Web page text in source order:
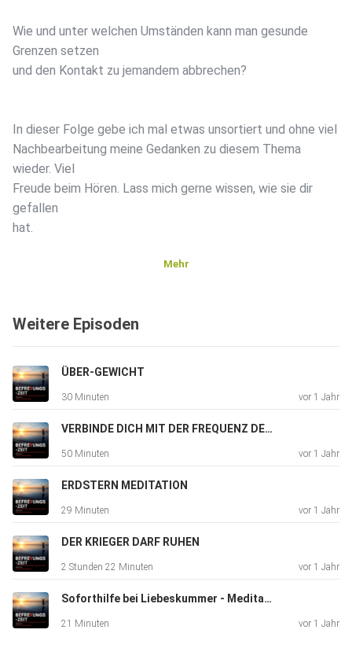
Wie und unter welchen Umständen kann man gesunde
Grenzen setzen
und den Kontakt zu jemandem abbrechen?
In dieser Folge gebe ich mal etwas unsortiert und ohne viel
Nachbearbeitung meine Gedanken zu diesem Thema
wieder. Viel
Freude beim Hören. Lass mich gerne wissen, wie sie dir
gefallen
hat.
https://befreyung.com
Und zu den Raunächten geht es hier:
https://befreyung.com/raunacht/
abonniere
gerne meinen Newsletter:
subscribe/form.html?_g=1644418974
Mehr
Weitere Episoden
ÜBER-GEWICHT
30 Minuten vor 1 Jahr
VERBINDE DICH MIT DER FREQUENZ DER FÜLLE
50 Minuten vor 1 Jahr
ERDSTERN MEDITATION
29 Minuten vor 1 Jahr
DER KRIEGER DARF RUHEN
2 Stunden 22 Minuten vor 1 Jahr
Soforthilfe bei Liebeskummer - Meditation
21 Minuten vor 1 Jahr